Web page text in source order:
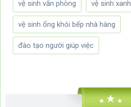
vệ sinh văn phòng vệ sinh xanh
vệ sinh ống khói bếp nhà hàng
đào tạo người giúp việc